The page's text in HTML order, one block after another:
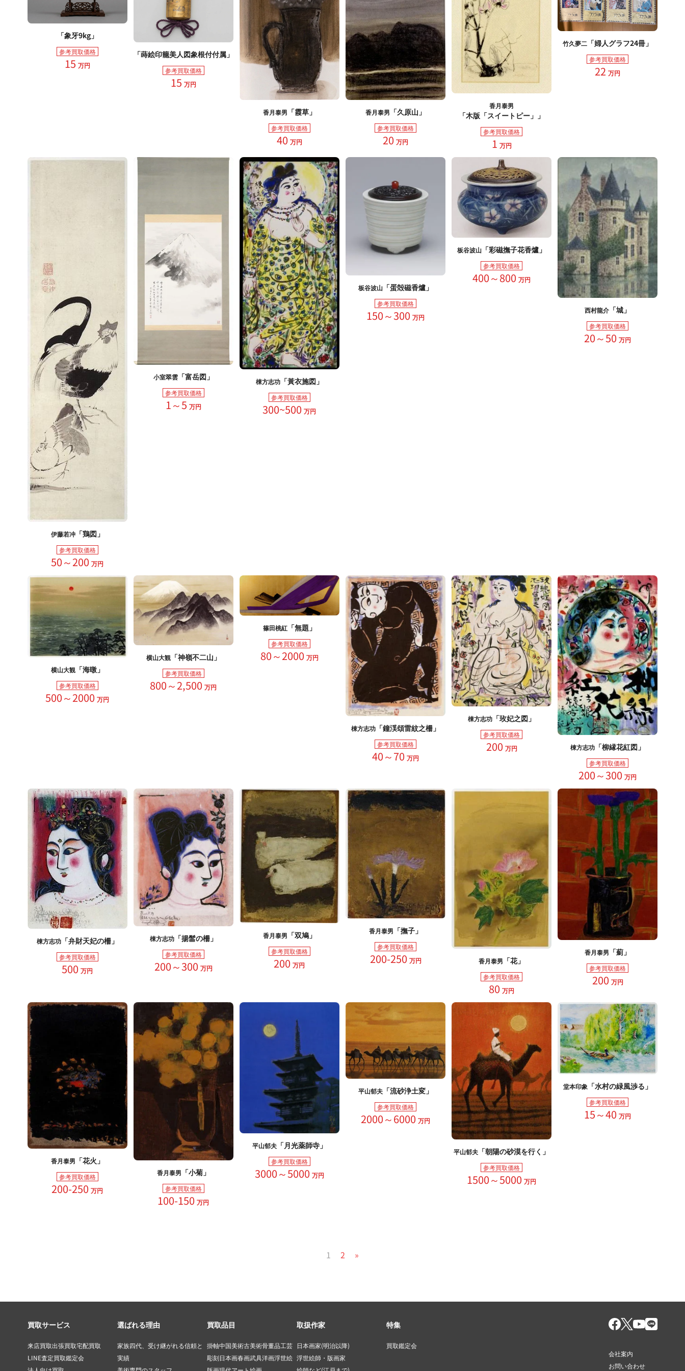
「象牙9kg」
参考買取価格
15 万円
「蒔絵印籠美人図象根付付属」
参考買取価格
15 万円
香月泰男 「霞草」
参考買取価格
40 万円
香月泰男 「久原山」
参考買取価格
20 万円
香月泰男
「木版「スイートピー」」
参考買取価格
1 万円
竹久夢二 「婦人グラフ24冊」
参考買取価格
22 万円
伊藤若冲「鶏図」
参考買取価格
50～200 万円
小室翠雲「富岳図」
参考買取価格
1～5 万円
棟方志功「黃衣施図」
参考買取価格
300~500 万円
板谷波山 「蛋殻磁香爐」
参考買取価格
150～300 万円
板谷波山 「彩磁撫子花香爐」
参考買取価格
400～800 万円
西村龍介 「城」
参考買取価格
20～50 万円
横山大観「海暾」
参考買取価格
500～2000 万円
横山大観「神嶺不二山」
参考買取価格
800～2,500 万円
篠田桃紅「無題」
参考買取価格
80～2000 万円
棟方志功 「鐘渓頌雷紋之柵」
参考買取価格
40～70 万円
棟方志功 「玫妃之図」
参考買取価格
200 万円 棟方志功 「柳縁花紅図」
参考買取価格
200～300 万円
棟方志功「弁財天妃の柵」
参考買取価格
500 万円
棟方志功「揚髷の柵」
参考買取価格
200～300 万円
香月泰男 「双鳩」
参考買取価格
200 万円
香月泰男 「撫子」
参考買取価格
200-250 万円 香月泰男 「花」
参考買取価格
80 万円
香月泰男 「薊」
参考買取価格
200 万円
香月泰男 「花火」
参考買取価格
200-250 万円
香月泰男 「小菊」
参考買取価格
100-150 万円
平山郁夫「月光薬師寺」
参考買取価格
3000～5000 万円
平山郁夫 「流砂浄土変」
参考買取価格
2000～6000 万円
平山郁夫 「朝陽の砂漠を行く」
参考買取価格
1500～5000 万円
堂本印象 「水村の緑風渉る」
参考買取価格
15～40 万円
1 2 »
買取サービス
来店買取出張買取宅配買取
LINE査定買取鑑定会
選ばれる理由
家族四代、受け継がれる信頼と
実績
買取品目
掛軸中国美術古美術骨董品工芸
彫刻日本画春画武具洋画浮世絵
取扱作家
日本画家(明治以降)
浮世絵師・版画家
特集
買取鑑定会
会社案内
お問い合わせ